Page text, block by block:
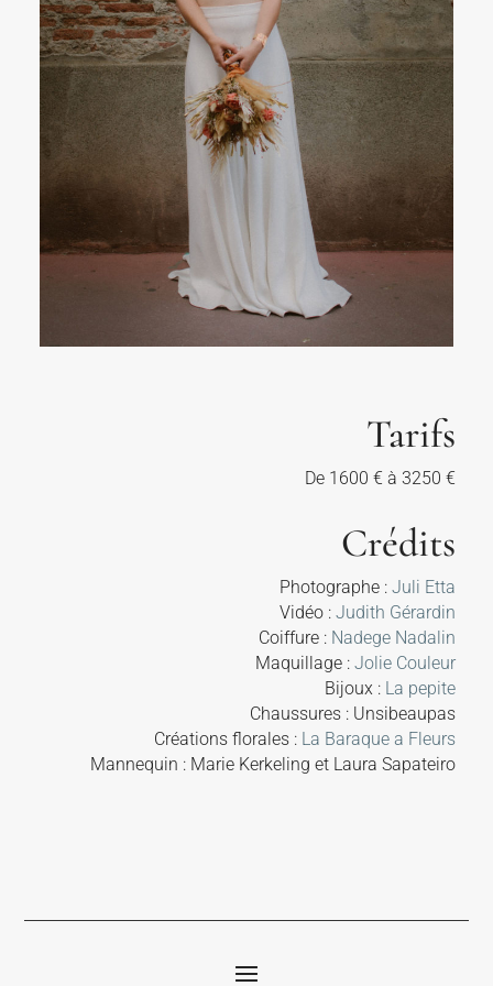
Tarifs
De 1600 € à 3250 €
Crédits
Photographe :Juli Etta
Vidéo :Judith Gérardin
Coiffure : Nadege Nadalin
Maquillage :Jolie Couleur
Bijoux : La pepite
Chaussures : Unsibeaupas
Créations florales : La Baraque a Fleurs
Mannequin : Marie Kerkeling et Laura Sapateiro